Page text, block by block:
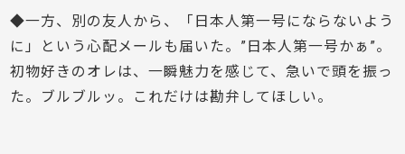
◆一方、別の友人から、「日本人第一号にならないよう
に」という心配メールも届いた。”日本人第一号かぁ”。
初物好きのオレは、一瞬魅力を感じて、急いで頭を振っ
た。ブルブルッ。これだけは勘弁してほしい。